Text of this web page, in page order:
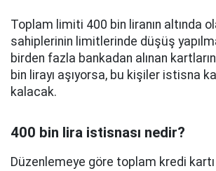
Toplam limiti 400 bin liranın altında
sahiplerinin limitlerinde düşüş
birden fazla bankadan alınan
bin lirayı aşıyorsa, bu kişiler istisna
kalacak.
400 bin lira istisnası nedir?
Düzenlemeye göre toplam kredi